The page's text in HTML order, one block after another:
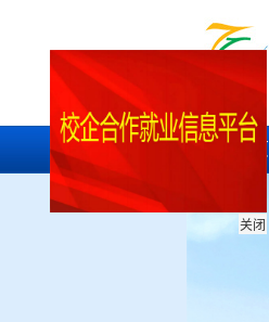
关闭
网站首页